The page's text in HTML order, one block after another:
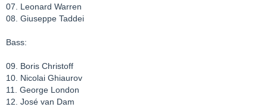
07. Leonard Warren
08. Giuseppe Taddei
Bass:
09. Boris Christoff
10. Nicolai Ghiaurov
11. George London
12. José van Dam